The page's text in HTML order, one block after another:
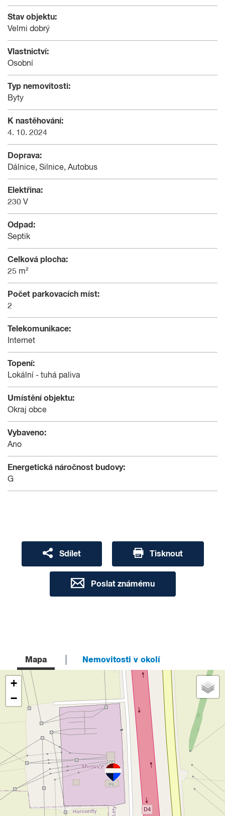
Stav objektu:
Velmi dobrý
Vlastnictví:
Osobní
Typ nemovitosti:
Byty
K nastěhování:
4. 10. 2024
Doprava:
Dálnice, Silnice, Autobus
Elektřina:
230 V
Odpad:
Septik
Celková plocha:
25 m²
Počet parkovacích míst:
2
Telekomunikace:
Internet
Topení:
Lokální - tuhá paliva
Umístění objektu:
Okraj obce
Vybaveno:
Ano
Energetická náročnost budovy:
G
Sdílet Tisknout
Poslat známému
Mapa Nemovitosti v okolí
+
−